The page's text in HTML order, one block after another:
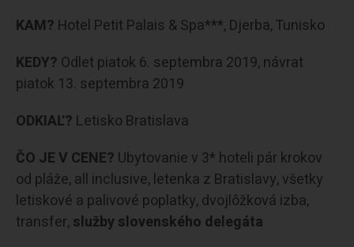
KAM? Hotel Petit Palais & Spa***, Djerba, Tunisko
KEDY? Odlet piatok 6. septembra 2019, návrat
piatok 13. septembra 2019
ODKIAĽ? Letisko Bratislava
ČO JE V CENE? Ubytovanie v 3* hoteli pár krokov
od pláže, all inclusive, letenka z Bratislavy, všetky
letiskové a palivové poplatky, dvojlôžková izba,
transfer, služby slovenského delegáta